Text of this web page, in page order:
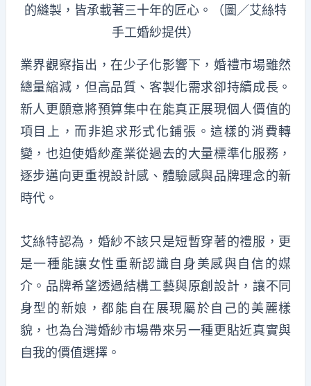
的縫製，皆承載著三十年的匠心。（圖／艾絲特
手工婚紗提供）
業界觀察指出，在少子化影響下，婚禮市場雖然
總量縮減，但高品質、客製化需求卻持續成長。
新人更願意將預算集中在能真正展現個人價值的
項目上，而非追求形式化鋪張。這樣的消費轉
變，也迫使婚紗產業從過去的大量標準化服務，
逐步邁向更重視設計感、體驗感與品牌理念的新
時代。
艾絲特認為，婚紗不該只是短暫穿著的禮服，更
是一種能讓女性重新認識自身美感與自信的媒
介。品牌希望透過結構工藝與原創設計，讓不同
身型的新娘，都能自在展現屬於自己的美麗樣
貌，也為台灣婚紗市場帶來另一種更貼近真實與
自我的價值選擇。